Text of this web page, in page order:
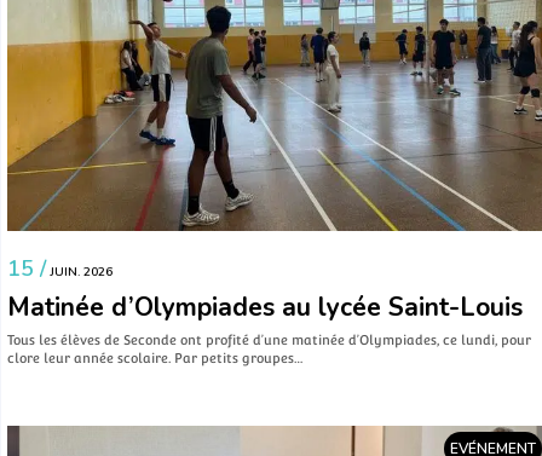
15 / JUIN. 2026
Matinée d’Olympiades au lycée Saint-Louis
Tous les élèves de Seconde ont profité d’une matinée d’Olympiades, ce lundi, pour
clore leur année scolaire. Par petits groupes…
EVÉNEMENT